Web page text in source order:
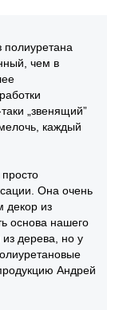
полиуретана
чем в
„звенящий”
каждый
просто
Она очень
декор из
основа нашего
дерева, но у
Андрей